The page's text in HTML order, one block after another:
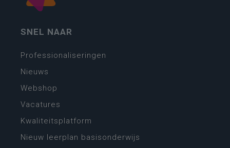
SNEL NAAR
Professionaliseringen
Nieuws
Webshop
Vacatures
Kwaliteitsplatform
Nieuw leerplan basisonderwijs